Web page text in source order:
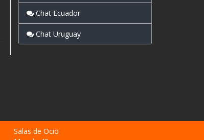
Chat Ecuador
Chat Uruguay
Salas de Ocio